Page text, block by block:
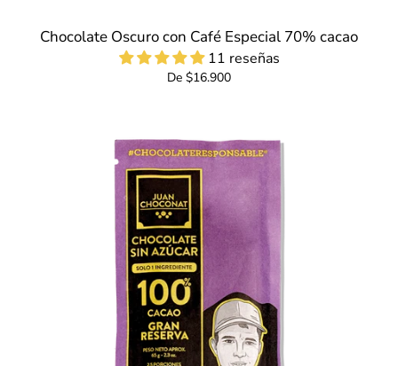
Chocolate Oscuro con Café Especial 70% cacao
11 reseñas
De $16.900